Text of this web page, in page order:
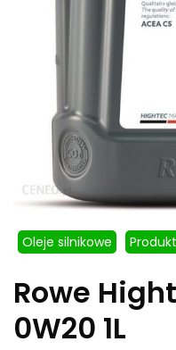
Oleje silnikowe Produkt
Rowe
0W20 1L